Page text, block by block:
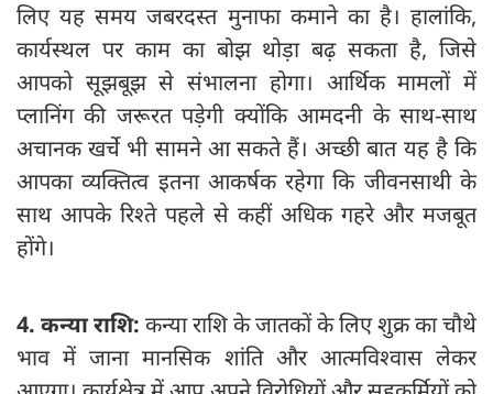
लिए यह समय जबरदस्त मुनाफा कमाने का है। हालांकि,
कार्यस्थल पर काम का बोझ थोड़ा बढ़ सकता है, जिसे
आपको सूझबूझ से संभालना होगा। आर्थिक मामलों में
प्लानिंग की जरूरत पड़ेगी क्योंकि आमदनी के साथ-साथ
अचानक खर्चे भी सामने आ सकते हैं। अच्छी बात यह है कि
आपका व्यक्तित्व इतना आकर्षक रहेगा कि जीवनसाथी के
साथ आपके रिश्ते पहले से कहीं अधिक गहरे और मजबूत
होंगे।
4. कन्या राशि: कन्या राशि के जातकों के लिए शुक्र का चौथे
भाव में जाना मानसिक शांति और आत्मविश्वास लेकर